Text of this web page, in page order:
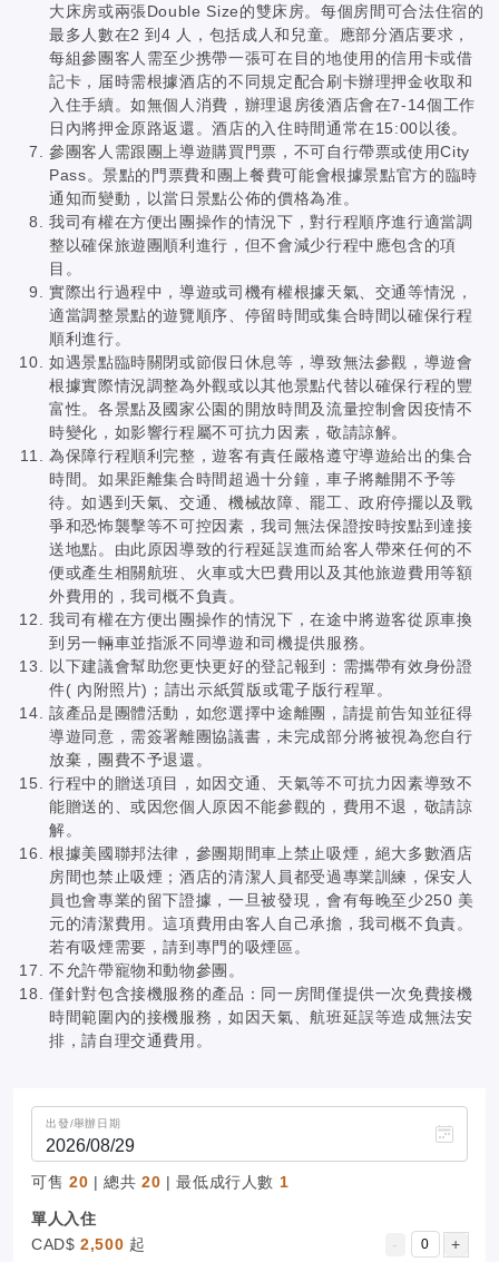
大床房或兩張Double Size的雙床房。每個房間可合法住宿的
最多人數在2 到4 人，包括成人和兒童。應部分酒店要求，
每組參團客人需至少携帶一張可在目的地使用的信用卡或借
記卡，届時需根據酒店的不同規定配合刷卡辦理押金收取和
入住手續。如無個人消費，辦理退房後酒店會在7-14個工作
日內將押金原路返還。酒店的入住時間通常在15:00以後。
參團客人需跟團上導遊購買門票，不可自行帶票或使用City
Pass。景點的門票費和團上餐費可能會根據景點官方的臨時
通知而變動，以當日景點公佈的價格為准。
我司有權在方便出團操作的情況下，對行程順序進行適當調
整以確保旅遊團順利進行，但不會減少行程中應包含的項
目。
實際出行過程中，導遊或司機有權根據天氣、交通等情況，
適當調整景點的遊覽順序、停留時間或集合時間以確保行程
順利進行。
如遇景點臨時關閉或節假日休息等，導致無法參觀，導遊會
根據實際情況調整為外觀或以其他景點代替以確保行程的豐
富性。各景點及國家公園的開放時間及流量控制會因疫情不
時變化，如影響行程屬不可抗力因素，敬請諒解。
為保障行程順利完整，遊客有責任嚴格遵守導遊給出的集合
時間。如果距離集合時間超過十分鐘，車子將離開不予等
待。如遇到天氣、交通、機械故障、罷工、政府停擺以及戰
爭和恐怖襲擊等不可控因素，我司無法保證按時按點到達接
送地點。由此原因導致的行程延誤進而給客人帶來任何的不
便或產生相關航班、火車或大巴費用以及其他旅遊費用等額
外費用的，我司概不負責。
我司有權在方便出團操作的情況下，在途中將遊客從原車換
到另一輛車並指派不同導遊和司機提供服務。
以下建議會幫助您更快更好的登記報到：需攜帶有效身份證
件( 內附照片)；請出示紙質版或電子版行程單。
該產品是團體活動，如您選擇中途離團，請提前告知並征得
導遊同意，需簽署離團協議書，未完成部分將被視為您自行
放棄，團費不予退還。
行程中的贈送項目，如因交通、天氣等不可抗力因素導致不
能贈送的、或因您個人原因不能參觀的，費用不退，敬請諒
解。
根據美國聯邦法律，參團期間車上禁止吸煙，絕大多數酒店
房間也禁止吸煙；酒店的清潔人員都受過專業訓練，保安人
員也會專業的留下證據，一旦被發現，會有每晚至少250 美
元的清潔費用。這項費用由客人自己承擔，我司概不負責。
若有吸煙需要，請到專門的吸煙區。
不允許帶寵物和動物參團。
僅針對包含接機服務的產品：同一房間僅提供一次免費接機
時間範圍內的接機服務，如因天氣、航班延誤等造成無法安
排，請自理交通費用。
出發/舉辦日期
可售 20 | 總共20 | 最低成行人數 1
單人入住
CAD$ 2,500 起 -
+